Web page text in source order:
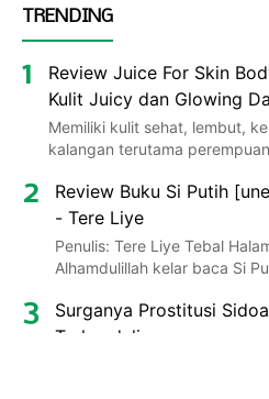
TRENDING
Review Juice For Skin
Kulit Juicy dan Glowing
Memiliki kulit sehat, lembut,
kalangan terutama
Review Buku Si Putih
- Tere Liye
Penulis: Tere Liye Tebal
Alhamdulillah kelar baca Si
Surganya Prostitusi
Terkendali